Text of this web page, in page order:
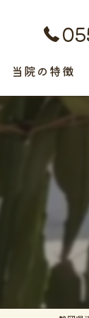
当院の特徴